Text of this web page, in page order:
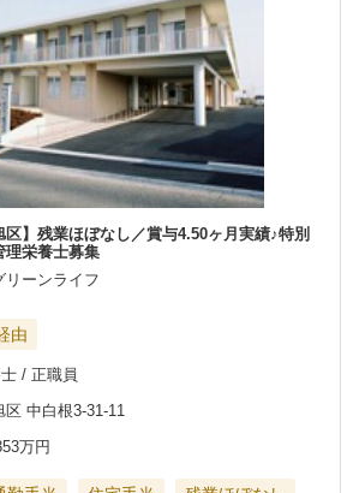
区】残業ほぼなし／賞与4.50ヶ月実績♪特別
理栄養士募集
リーンライフ
由
/ 正職員
中白根3-31-11
万円